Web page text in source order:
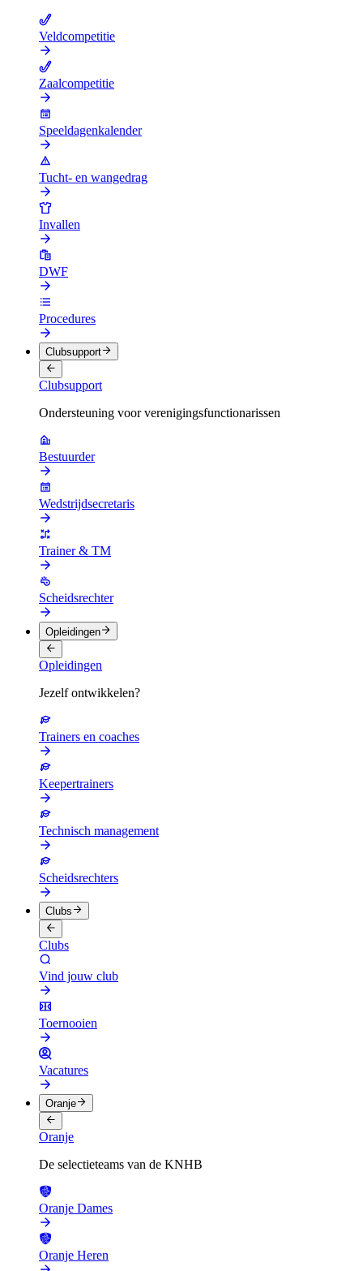
Veldcompetitie
Zaalcompetitie
Speeldagenkalender
Tucht- en wangedrag
Invallen
DWF
Procedures
Clubsupport
Clubsupport
Ondersteuning voor verenigingsfunctionarissen
Bestuurder
Wedstrijdsecretaris
Trainer & TM
Scheidsrechter
Opleidingen
Opleidingen
Jezelf ontwikkelen?
Trainers en coaches
Keepertrainers
Technisch management
Scheidsrechters
Clubs
Clubs
Vind jouw club
Toernooien
Vacatures
Oranje
Oranje
De selectieteams van de KNHB
Oranje Dames
Oranje Heren